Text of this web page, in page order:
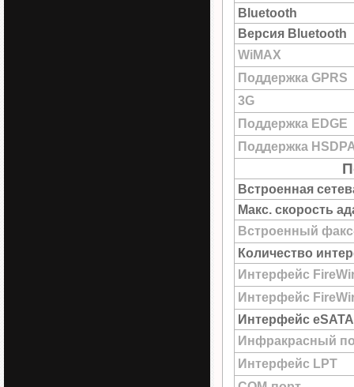
Bluetooth
Версия Bluetooth
WiMAX
Поддержка GPRS
3G
Поддержка EDGE
Поддержка
Встроенная
Макс. скорость
Встроенный
Количество
Интерфейс
Интерфейс
Интерфейс eSATA
Инфракрасный
Интерфейс LPT